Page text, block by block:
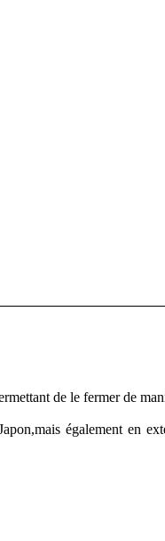
de le fermer de
également en